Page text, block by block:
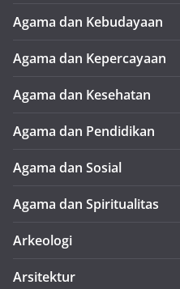
Agama dan Kebudayaan
Agama dan Kepercayaan
Agama dan Kesehatan
Agama dan Pendidikan
Agama dan Sosial
Agama dan Spiritualitas
Arkeologi
Arsitektur